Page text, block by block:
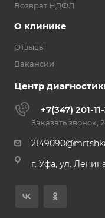
Возврат НДФЛ
О клинике
Отзывы
Вакансии
Центр
+7(347) 201-
Заказать звонок,
г. Уфа, ул.